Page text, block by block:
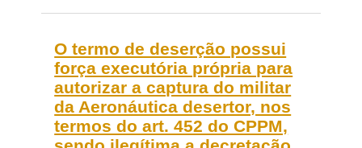
O termo de deserção possui
força executória própria para
autorizar a captura do militar
da Aeronáutica desertor, nos
termos do art. 452 do CPPM,